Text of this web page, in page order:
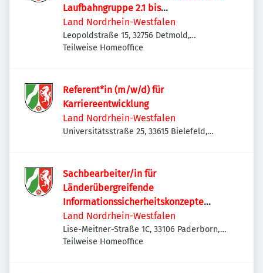
Laufbahngruppe 2.1 bis
Besoldungsgruppe A12 LBesO
Land Nordrhein-Westfalen
Leopoldstraße 15, 32756 Detmold,
Deutschland
Teilweise Homeoffice
Referent*in (m/w/d) für
Karriereentwicklung
Land Nordrhein-Westfalen
Universitätsstraße 25, 33615 Bielefeld,
Sachbearbeiter/in für
Länderübergreifende
Informationssicherheitskonzepte
(m/w/d)
Land Nordrhein-Westfalen
Lise-Meitner-Straße 1C, 33106 Paderborn,
Deutschland
Teilweise Homeoffice